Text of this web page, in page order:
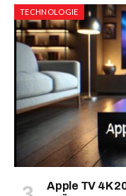
TECHNOLOGIE
Apple TV 4K